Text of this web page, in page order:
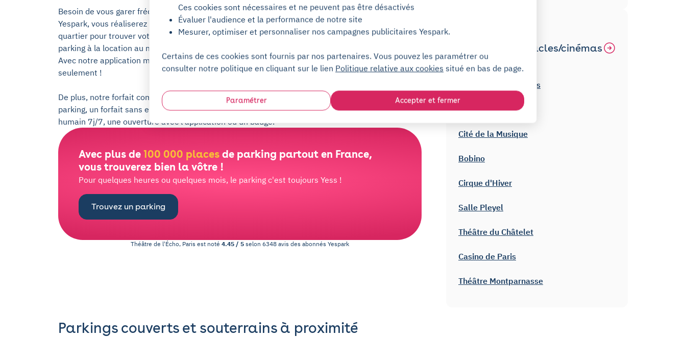
Besoin de vous garer fréquemment à proximité de Théâtre de l'Écho ? En louant une place
Yespark, vous réaliserez des économies et gagnerez du temps : plus besoin de tourner dans le
quartier pour trouver votre emplacement de stationnement. Yespark propose donc ses places de
parking à la location au mois ou à l'heure à proximité dans ses parkings couverts et souterrains.
Avec notre application mobile, réservez votre place et accédez à votre parking en 2 minutes
seulement !
De plus, notre forfait comporte plusieurs avantages : un essai gratuit de 2 jours pour votre
parking, un forfait sans engagement, une résiliation à tout moment et sans frais, un support
humain 7j/7, une ouverture avec l'application ou un badge.
Avec plus de 100 000 places de parking partout en France,
vous trouverez bien la vôtre !
Pour quelques heures ou quelques mois, le parking c'est toujours Yess !
Trouvez un parking
Théâtre de l'Écho, Paris est noté 4.45 / 5 selon 6348 avis des abonnés Yespark
théâtres/spectacles/cinémas
à Paris
Philharmonie de Paris
Zénith
Cité de la Musique
Bobino
Cirque d'Hiver
Salle Pleyel
Théâtre du Châtelet
Casino de Paris
Théâtre Montparnasse
Parkings couverts et souterrains à proximité
Ces cookies sont nécessaires et ne peuvent pas être désactivés
Évaluer l'audience et la performance de notre site
Mesurer, optimiser et personnaliser nos campagnes publicitaires Yespark.
Certains de ces cookies sont fournis par nos partenaires. Vous pouvez les paramétrer ou
consulter notre politique en cliquant sur le lien Politique relative aux cookies situé en bas de page.
Paramétrer Accepter et fermer